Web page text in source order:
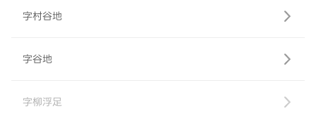
字村谷地
字谷地
字柳浮足